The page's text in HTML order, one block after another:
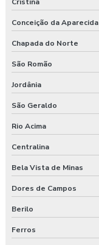
Conceição da Aparecida
Chapada do Norte
São Romão
Jordânia
São Geraldo
Rio Acima
Centralina
Bela Vista de Minas
Dores de Campos
Berilo
Ferros